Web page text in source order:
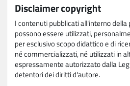
Disclaimer copyright
I contenuti pubblicati all'interno
possono essere utilizzati,
per esclusivo scopo didattico e di
né commercializzati, né utilizzati in
espressamente autorizzato dalla
detentori dei diritti d'autore.